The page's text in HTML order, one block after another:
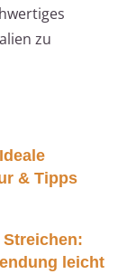
zu
& Tipps
leicht